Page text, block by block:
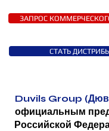
ЗАПРОС
СТАТЬ
Duvils Group
официальным
Российской